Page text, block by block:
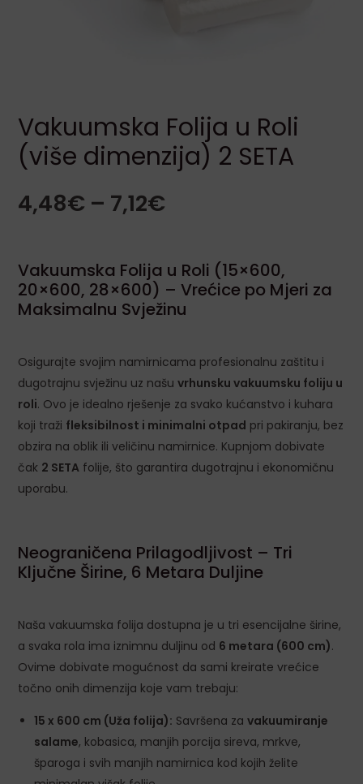
Vakuumska Folija u Roli
(više dimenzija) 2 SETA
4,48€ – 7,12€
Vakuumska Folija u Roli (15×600,
20×600, 28×600) – Vrećice po Mjeri za
Maksimalnu Svježinu
Osigurajte svojim namirnicama profesionalnu zaštitu i
dugotrajnu svježinu uz našu vrhunsku vakuumsku foliju u
roli. Ovo je idealno rješenje za svako kućanstvo i kuhara
koji traži fleksibilnost i minimalni otpad pri pakiranju, bez
obzira na oblik ili veličinu namirnice. Kupnjom dobivate
čak 2 SETAfolije, što garantira dugotrajnu i ekonomičnu
uporabu.
Neograničena Prilagodljivost – Tri
Ključne Širine, 6 Metara Duljine
Naša vakuumska folija dostupna je u tri esencijalne širine,
a svaka rola ima iznimnu duljinu od 6 metara (600 cm).
Ovime dobivate mogućnost da sami kreirate vrećice
točno onih dimenzija koje vam trebaju:
15 x 600 cm (Uža folija): Savršena za vakuumiranje
salame, kobasica, manjih porcija sireva, mrkve,
šparoga i svih manjih namirnica kod kojih želite